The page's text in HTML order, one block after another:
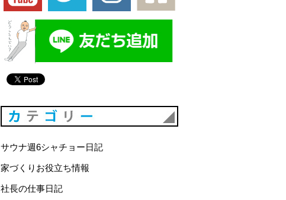
サウナ週6シャチョー日記
家づくりお役立ち情報
社長の仕事日記